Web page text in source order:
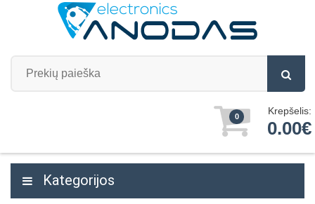
0 Krepšelis:
0.00€
Kategorijos